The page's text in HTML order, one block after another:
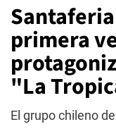
primera
"La
El grupo chileno